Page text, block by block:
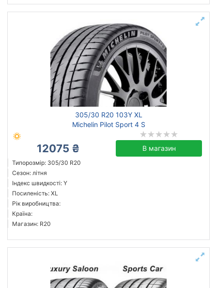
305/30 R20 103Y XL
Michelin Pilot Sport 4 S
12075 ₴ В магазин
Типорозмір: 305/30 R20
Сезон: літня
Індекс швидкості: Y
Посиленість: XL
Рік виробництва:
Країна:
Магазин: R20